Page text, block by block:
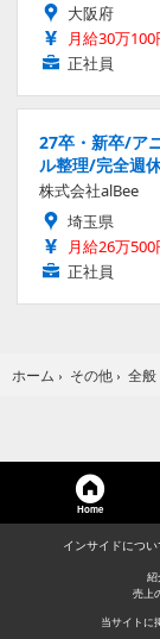
大阪府
月給30万
正社員
27卒・新卒/ア
ル整理/完全週
株式会社alBee
埼玉県
月給26万
正社員
ホーム › その他 › 全般
Home
インサイドについ
紹
売上
当サイトに